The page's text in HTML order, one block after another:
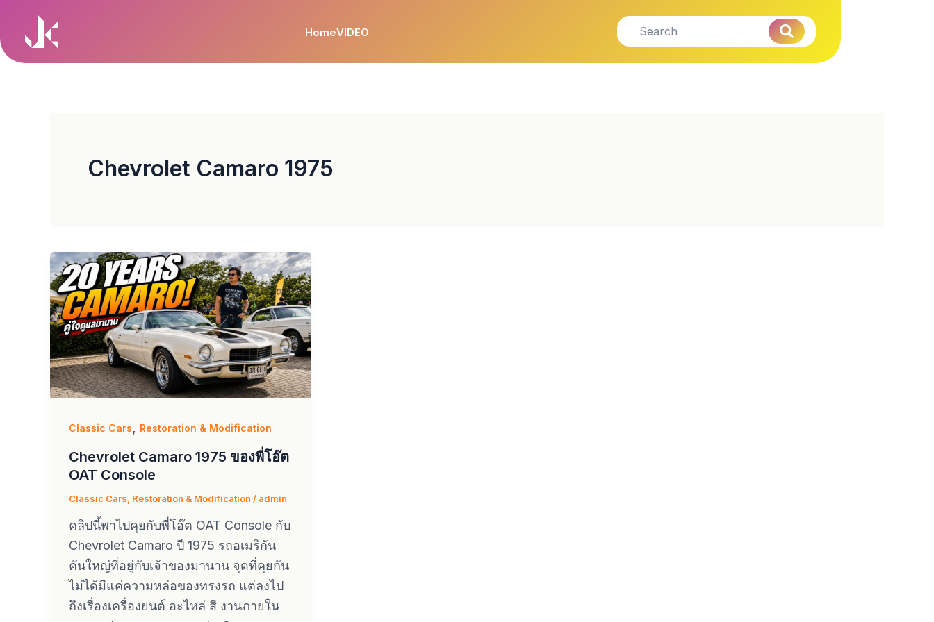
content
HomeVIDEO
Chevrolet Camaro 1975
Classic Cars Restoration & Modification
Chevrolet Camaro 1975 ของพี่โอ๊ต
OAT Console
Classic Cars Restoration & Modification / admin
คลิปนี้พาไปคุยกับพี่โอ๊ต OAT Console กับ
Chevrolet Camaro ปี 1975 รถอเมริกัน
คันใหญ่ที่อยู่กับเจ้าของมานาน จุดที่คุยกัน
ไม่ได้มีแค่ความหล่อของทรงรถ แต่ลงไป
ถึงเรื่องเครื่องยนต์ อะไหล่ สี งานภายใน